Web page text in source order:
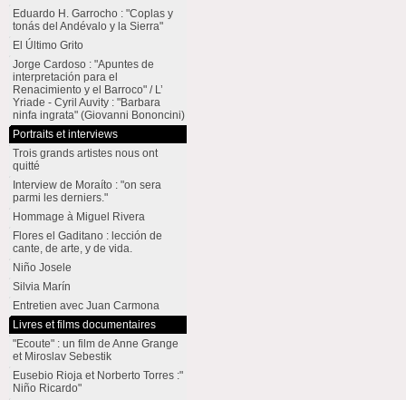
Eduardo H. Garrocho : "Coplas y
tonás del Andévalo y la Sierra"
El Último Grito
Jorge Cardoso : "Apuntes de
interpretación para el
Renacimiento y el Barroco" / L’
Yriade - Cyril Auvity : "Barbara
ninfa ingrata" (Giovanni Bononcini)
Portraits et interviews
Trois grands artistes nous ont
quitté
Interview de Moraíto : "on sera
parmi les derniers."
Hommage à Miguel Rivera
Flores el Gaditano : lección de
cante, de arte, y de vida.
Niño Josele
Silvia Marín
Entretien avec Juan Carmona
Livres et films documentaires
"Ecoute" : un film de Anne Grange
et Miroslav Sebestik
Eusebio Rioja et Norberto Torres :"
Niño Ricardo"